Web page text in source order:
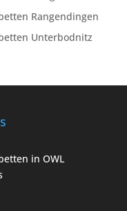
Rangendingen
Unterbodnitz
in OWL